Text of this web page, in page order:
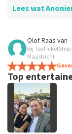
Lees wat
Beoordeling van
Goed en
Binnen een
geregeld en
evenement.
Olof Raas van -
Bij
Maastricht
Top